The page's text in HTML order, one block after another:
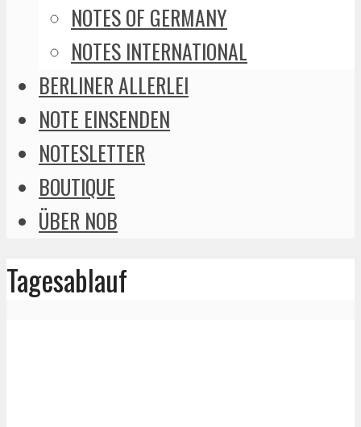
NOTES OF GERMANY
NOTES INTERNATIONAL
BERLINER ALLERLEI
NOTE EINSENDEN
NOTESLETTER
BOUTIQUE
ÜBER NOB
Tagesablauf